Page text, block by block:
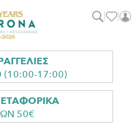
/ BLUBELT Δερμάτινες Ζώνες
(10:00-17:00)
50€